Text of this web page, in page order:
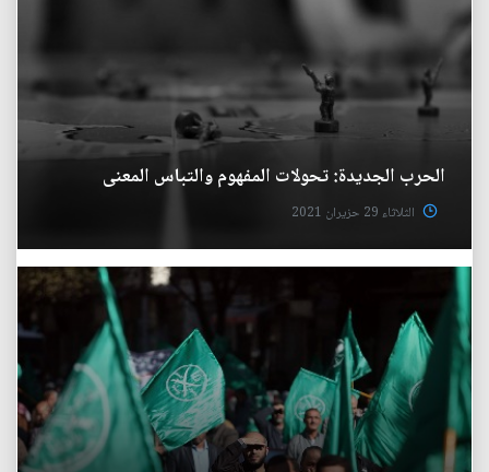
الحرب الجديدة: تحولات المفهوم والتباس المعنى
الثلاثاء 29 حزيران 2021